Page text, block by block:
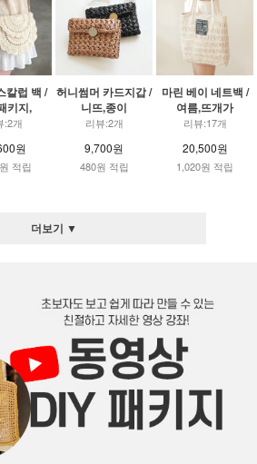
칼럽 백 /
키지,
:2개
원
적립
허니썸머 카드지갑 /
니뜨,종이
리뷰:2개
9,700원
480원 적립
마린 베이 네트백 /
여름,뜨개가
리뷰:17개
20,500원
1,020원 적립
더보기 ▼